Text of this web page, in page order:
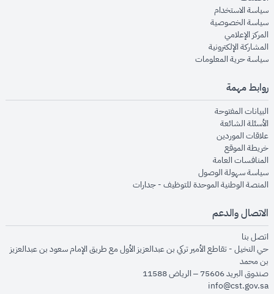
سياسة الاستخدام
سياسة الخصوصيةopens in new window
المركز الإعلاميopens in new window
المشاركة الإلكترونيةopens in new window
سياسة حرية المعلوماتopens in new window
روابط مهمة
البيانات المفتوحةopens in new window
الأسئلة الشائعةopens in new window
علاقات الموردينopens in new window
خريطة الموقعopens in new window
المنافسات العامةopens in new window
سياسة سهولة الوصولopens in new window
المنصة الوطنية الموحدة للتوظيف - جداراتopens in new window
الاتصال والدعم
اتصل بنا
حي النخيل - تقاطع الأمير تركي بن عبدالعزيز الأول مع طريق الإمام سعود بن عبدالعزيز
بن محمد
صندوق البريد 75606 – الرياض 11588
info@cst.gov.sa